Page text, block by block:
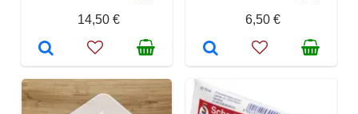
14,50 €
6,50 €